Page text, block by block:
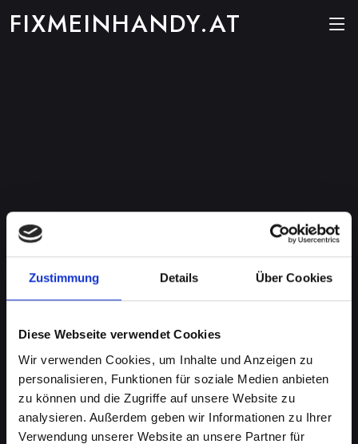
Zustimmung Details Über Cookies
Diese Webseite verwendet Cookies
Wir verwenden Cookies, um Inhalte und Anzeigen zu
personalisieren, Funktionen für soziale Medien anbieten
zu können und die Zugriffe auf unsere Website zu
analysieren. Außerdem geben wir Informationen zu Ihrer
Verwendung unserer Website an unsere Partner für
FIXMEINHANDY.AT